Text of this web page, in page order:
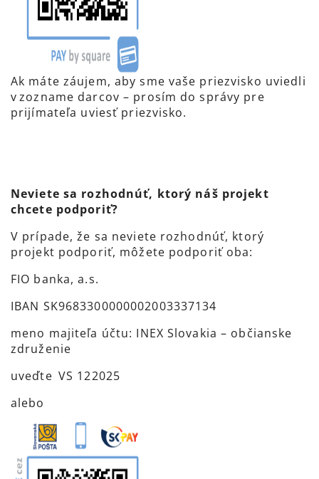
Ak máte záujem, aby sme vaše priezvisko uviedli
v zozname darcov – prosím do správy pre
prijímateľa uviesť priezvisko.
Neviete sa rozhodnúť, ktorý náš projekt
chcete podporiť?
V prípade, že sa neviete rozhodnúť, ktorý
projekt podporiť, môžete podporiť oba:
FIO banka, a.s.
IBAN SK9683300000002003337134
meno majiteľa účtu: INEX Slovakia – občianske
združenie
uveďte VS 122025
alebo